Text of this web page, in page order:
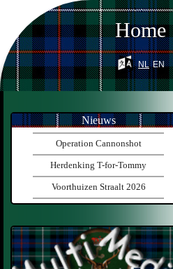
Home
nl en
Nieuws
Operation Cannonshot
Herdenking T-for-Tommy
Voorthuizen Straalt 2026